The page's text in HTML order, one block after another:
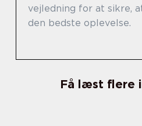
vejledning for at sikre,
den bedste oplevelse.
Få læst flere